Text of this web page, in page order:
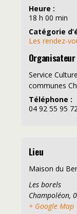
Heure :
18 h 00 min
Catégorie
Les rendez-
Organisateur
Service
communes
Téléphone :
04 92 55 95 72
Lieu
Maison du
Les borels
Champoléon,
+ Google Map